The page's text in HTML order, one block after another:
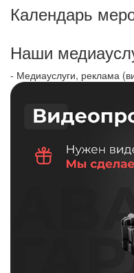
Календарь
Наши
- Медиауслуги, реклама